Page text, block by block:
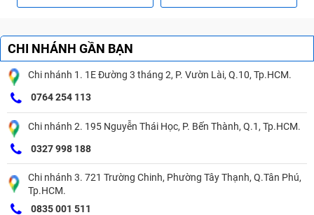
CHI NHÁNH GẦN BẠN
Chi nhánh 1. 1E Đường 3 tháng 2, P. Vườn Lài, Q.10, Tp.HCM.
0764 254 113
Chi nhánh 2. 195 Nguyễn Thái Học, P. Bến Thành, Q.1, Tp.HCM.
0327 998 188
Chi nhánh 3. 721 Trường Chinh, Phường Tây Thạnh, Q.Tân Phú,
Tp.HCM.
0835 001 511